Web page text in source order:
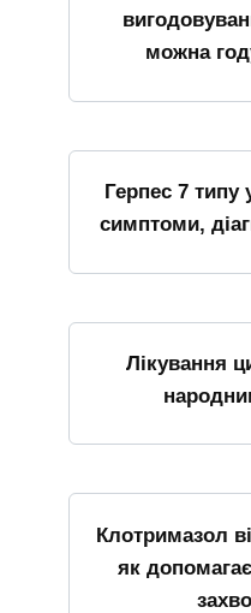
можна
Герпес 7 типу
симптоми,
Лікування
Клотримазол
як